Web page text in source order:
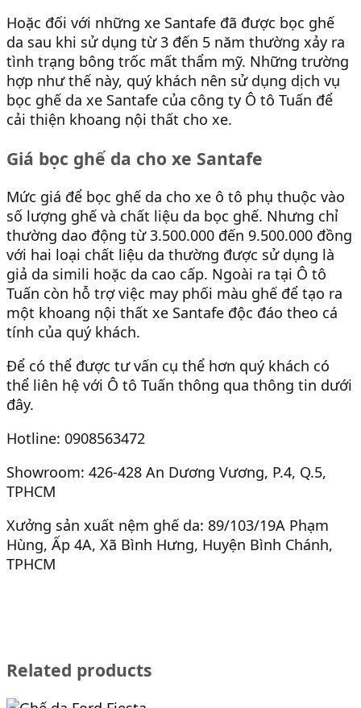
Hoặc đối với những xe Santafe đã được bọc ghế
da sau khi sử dụng từ 3 đến 5 năm thường xảy ra
tình trạng bông trốc mất thẩm mỹ. Những trường
hợp như thế này, quý khách nên sử dụng dịch vụ
bọc ghế da xe Santafe của công ty Ô tô Tuấn để
cải thiện khoang nội thất cho xe.
Giá bọc ghế da cho xe Santafe
Mức giá để bọc ghế da cho xe ô tô phụ thuộc vào
số lượng ghế và chất liệu da bọc ghế. Nhưng chỉ
thường dao động từ 3.500.000 đến 9.500.000 đồng
với hai loại chất liệu da thường được sử dụng là
giả da simili hoặc da cao cấp. Ngoài ra tại Ô tô
Tuấn còn hỗ trợ việc may phối màu ghế để tạo ra
một khoang nội thất xe Santafe độc đáo theo cá
tính của quý khách.
Để có thể được tư vấn cụ thể hơn quý khách có
thể liên hệ với Ô tô Tuấn thông qua thông tin dưới
đây.
Hotline: 0908563472
Showroom: 426-428 An Dương Vương, P.4, Q.5,
TPHCM
Xưởng sản xuất nệm ghế da: 89/103/19A Phạm
Hùng, Ấp 4A, Xã Bình Hưng, Huyện Bình Chánh,
TPHCM
Related products